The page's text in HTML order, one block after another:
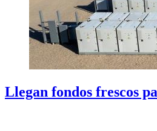
Llegan fondos frescos